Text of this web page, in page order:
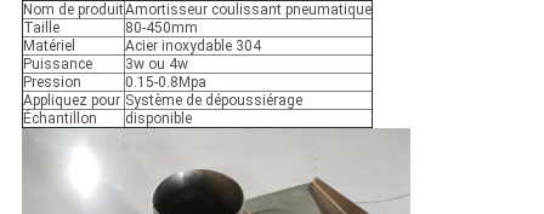
Nom de produitAmortisseur coulissant pneumatique
Taille
80-450mm
Matériel
Acier inoxydable 304
Puissance
3w ou 4w
Pression
0.15-0.8Mpa
Appliquez pour Système de dépoussiérage
Échantillon
disponible